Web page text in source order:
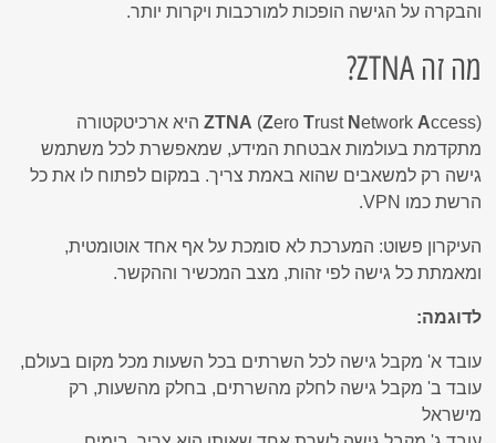
והבקרה על הגישה הופכות למורכבות ויקרות יותר.
מה זה ZTNA?
ZTNA (Zero Trust Network A
ccess) היא ארכיטקטורה
מתקדמת בעולמות אבטחת המידע, שמאפשרת לכל משתמש
גישה רק למשאבים שהוא באמת צריך. במקום לפתוח לו את כל
הרשת כמו VPN.
העיקרון פשוט: המערכת לא סומכת על אף אחד אוטומטית,
ומאמתת כל גישה לפי זהות, מצב המכשיר וההקשר.
לדוגמה:
עובד א' מקבל גישה לכל השרתים בכל השעות מכל מקום בעולם,
עובד ב' מקבל גישה לחלק מהשרתים, בחלק מהשעות, רק
מישראל